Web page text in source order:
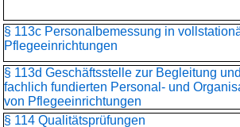
§ 113c Personalbemessung in
Pflegeeinrichtungen
§ 113d Geschäftsstelle zur Begleitung
fachlich fundierten Personal- und
von Pflegeeinrichtungen
§ 114 Qualitätsprüfungen